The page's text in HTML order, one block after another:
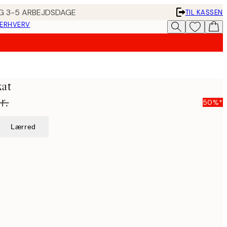
3-5 ARBEJDSDAGE
TIL KASSEN
50%*
Lærred